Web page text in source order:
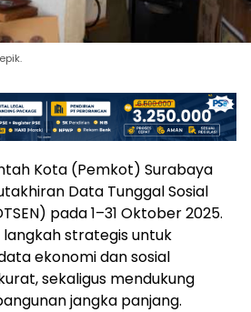
Kota (Pemkot) Surabaya
Data Tunggal Sosial
pada 1–31 Oktober 2025.
strategis untuk
ekonomi dan sosial
sekaligus mendukung
jangka panjang.